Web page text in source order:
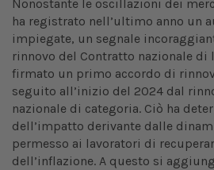
Nonostante le oscillazioni dei
ha registrato nell’ultimo anno un
impiegate, un segnale
rinnovo del Contratto nazionale di
firmato un primo accordo di
seguito all’inizio del 2024 dal
nazionale di categoria. Ciò ha
dell’impatto derivante dalle
permesso ai lavoratori di
dell’inflazione. A questo si